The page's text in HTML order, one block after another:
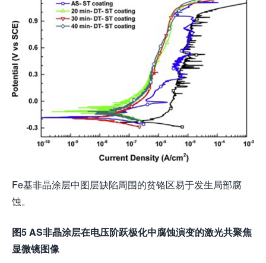
Fe基非晶涂层中图层缺陷周围的贫铬区易于发生局部腐
蚀。
图5 AS非晶涂层在电压阶跃极化中腐蚀演变的激光共聚焦
显微镜图像